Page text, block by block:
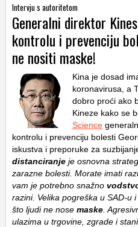
Intervju s autoritetom
Generalni direktor
kontrolu i prevenciju
ne nositi maske!
Kina je dosad
koronavirusa, a
dobro proći ako
Kineze kako se
Science
kontrolu i prevenciju bolesti
iskustva i preporuke za
distanciranje je osnovna
zarazne bolesti. Morate imati
vam je potrebno snažno
razini. Velika pogreška u SAD-u
što ljudi ne nose maske .
ulazima u trgovine, zgrade i